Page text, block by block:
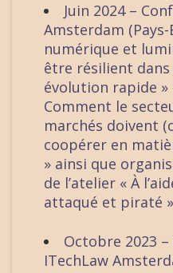
Juin 2024 –
Amsterdam (Pays-
numérique et
être résilient
évolution rapide
Comment le
marchés doivent
coopérer en
» ainsi que
de l’atelier « À
attaqué et piraté »
Octobre 2023
ITechLaw